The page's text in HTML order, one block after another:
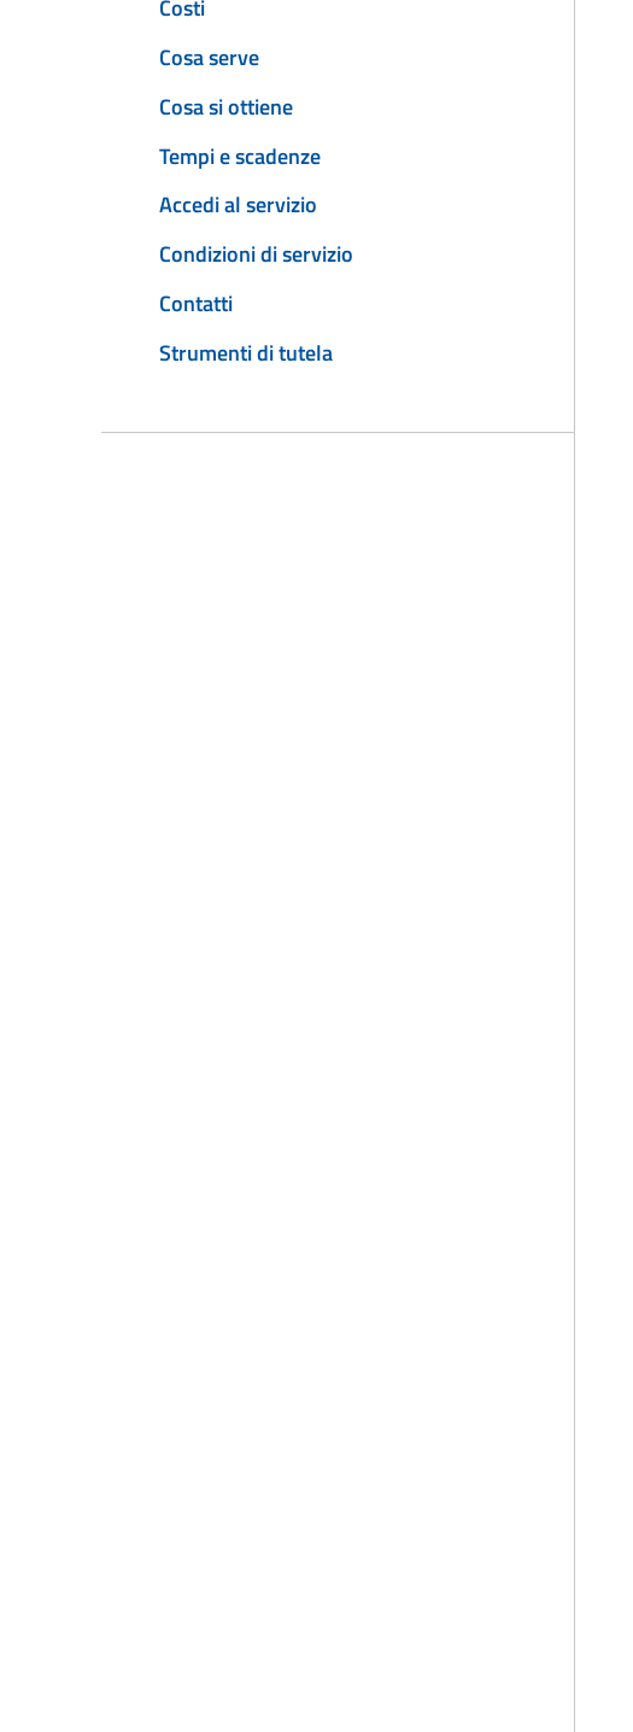
Costi
Cosa serve
Cosa si ottiene
Tempi e scadenze
Accedi al servizio
Condizioni di servizio
Contatti
Strumenti di tutela